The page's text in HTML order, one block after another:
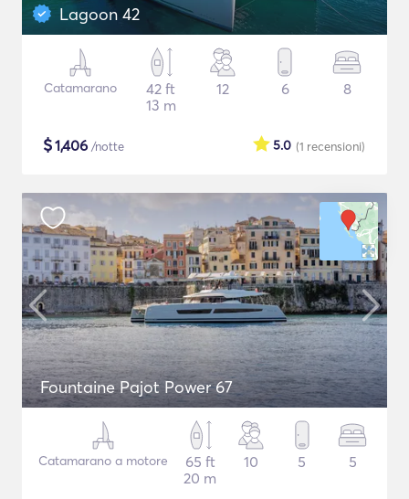
Lagoon 42
Catamarano
42 ft
13 m
12 6 8
$1,406 /notte (1 recensioni)
5.0
Fountaine Pajot Power 67
Catamarano a motore
65 ft
20 m
10 5 5